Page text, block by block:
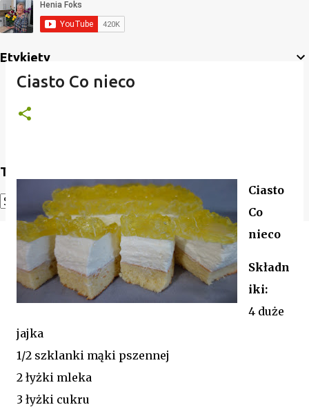
Etykiety
Translate
Powered by Translate
Ciasto Co nieco
Ciasto
Co
nieco
Składn
iki:
4 duże
jajka
1/2 szklanki mąki pszennej
2 łyżki mleka
3 łyżki cukru